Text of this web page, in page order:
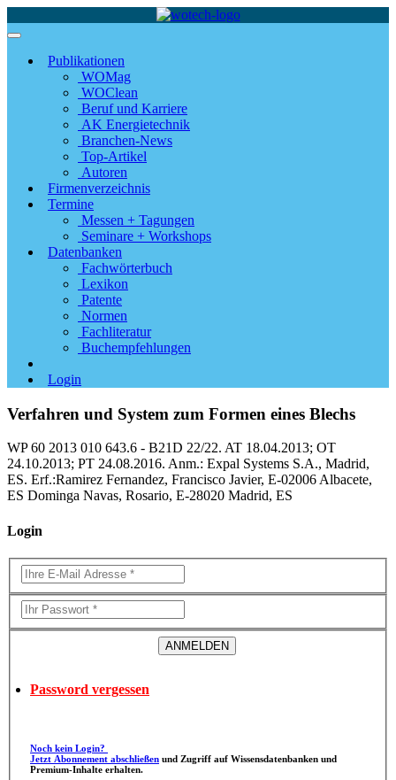
Publikationen
WOMag
WOClean
Beruf und Karriere
AK Energietechnik
Branchen-News
Top-Artikel
Autoren
Firmenverzeichnis
Termine
Messen + Tagungen
Seminare + Workshops
Datenbanken
Fachwörterbuch
Lexikon
Patente
Normen
Fachliteratur
Buchempfehlungen
Login
Verfahren und System zum Formen eines Blechs
WP 60 2013 010 643.6 - B21D 22/22. AT 18.04.2013; OT
24.10.2013; PT 24.08.2016. Anm.: Expal Systems S.A., Madrid,
ES. Erf.:Ramirez Fernandez, Francisco Javier, E-02006 Albacete,
ES Dominga Navas, Rosario, E-28020 Madrid, ES
Login
Password vergessen
Noch kein Login?
Jetzt Abonnement abschließen
Premium-Inhalte erhalten.